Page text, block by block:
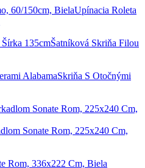
Upínacia Roleta
Šatníková Skriňa Filou
Skriňa S Otočnými
Sonate Rom, 225x240 Cm,